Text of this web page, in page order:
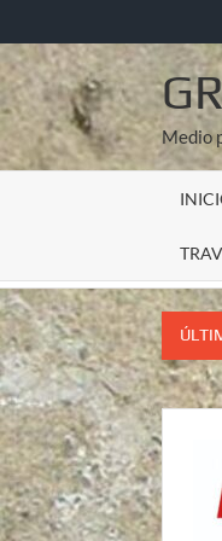
al
contenido
Medio
QUE
QUE